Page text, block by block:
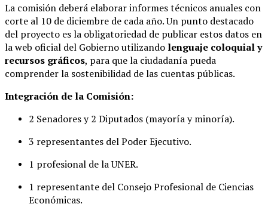
La comisión deberá elaborar informes técnicos anuales con
corte al 10 de diciembre de cada año. Un punto destacado
del proyecto es la obligatoriedad de publicar estos datos en
la web oficial del Gobierno utilizando lenguaje coloquial y
recursos gráficos, para que la ciudadanía pueda
comprender la sostenibilidad de las cuentas públicas.
Integración de la Comisión:
2 Senadores y 2 Diputados (mayoría y minoría).
3 representantes del Poder Ejecutivo.
1 profesional de la UNER.
1 representante del Consejo Profesional de Ciencias
Económicas.